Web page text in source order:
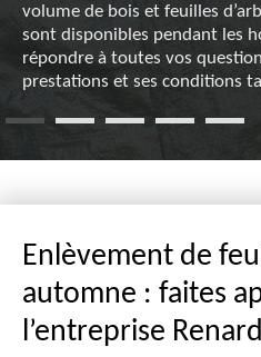
volume de bois et feuilles
sont disponibles pendant les
répondre à toutes vos
prestations et ses conditions
Enlèvement de
automne : faites
l’entreprise